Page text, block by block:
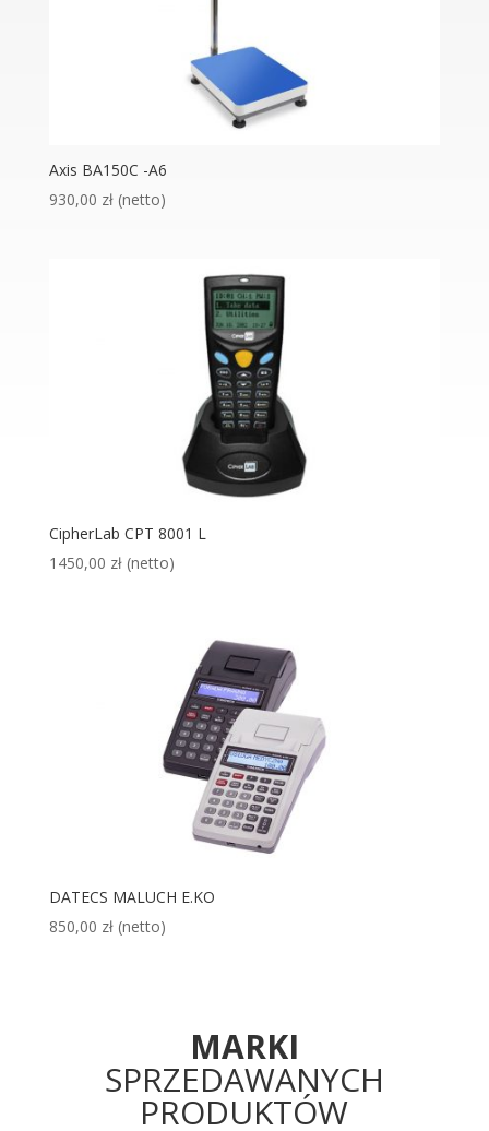
Axis BA150C -A6
930,00 zł (netto)
CipherLab CPT 8001 L
1450,00 zł (netto)
DATECS MALUCH E.KO
850,00 zł (netto)
MARKI
SPRZEDAWANYCH
PRODUKTÓW